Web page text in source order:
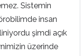
Sistemin
insan
şimdi açık
üzerinde